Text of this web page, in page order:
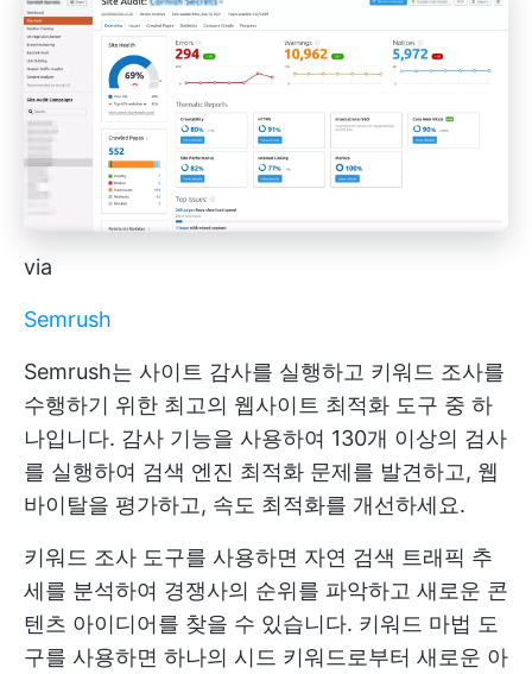
via
Semrush
Semrush는 사이트 감사를 실행하고 키워드 조사를
수행하기 위한 최고의 웹사이트 최적화 도구 중 하
나입니다. 감사 기능을 사용하여 130개 이상의 검사
를 실행하여 검색 엔진 최적화 문제를 발견하고, 웹
바이탈을 평가하고, 속도 최적화를 개선하세요.
키워드 조사 도구를 사용하면 자연 검색 트래픽 추
세를 분석하여 경쟁사의 순위를 파악하고 새로운 콘
텐츠 아이디어를 찾을 수 있습니다. 키워드 마법 도
구를 사용하면 하나의 시드 키워드로부터 새로운 아